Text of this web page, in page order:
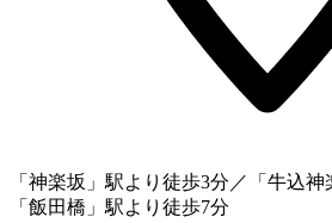
「神楽坂」駅より徒歩3分／「牛込
「飯田橋」駅より徒歩7分